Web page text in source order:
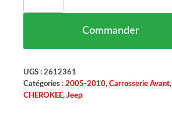
Commander
UGS : 2612361
Catégories : 2005-2010, Carrosserie Avant,
CHEROKEE, Jeep